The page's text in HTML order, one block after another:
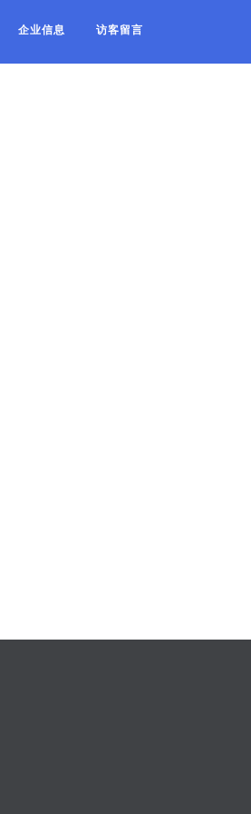
企业信息 访客留言